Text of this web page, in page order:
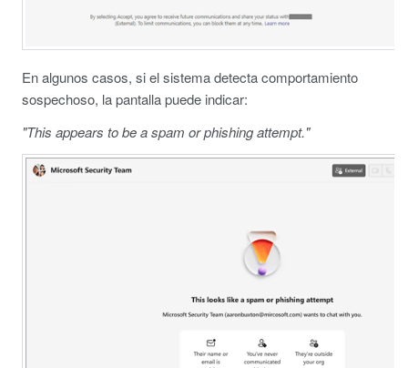
En algunos casos, si el sistema detecta comportamiento
sospechoso, la pantalla puede indicar:
"This appears to be a spam or phishing attempt."